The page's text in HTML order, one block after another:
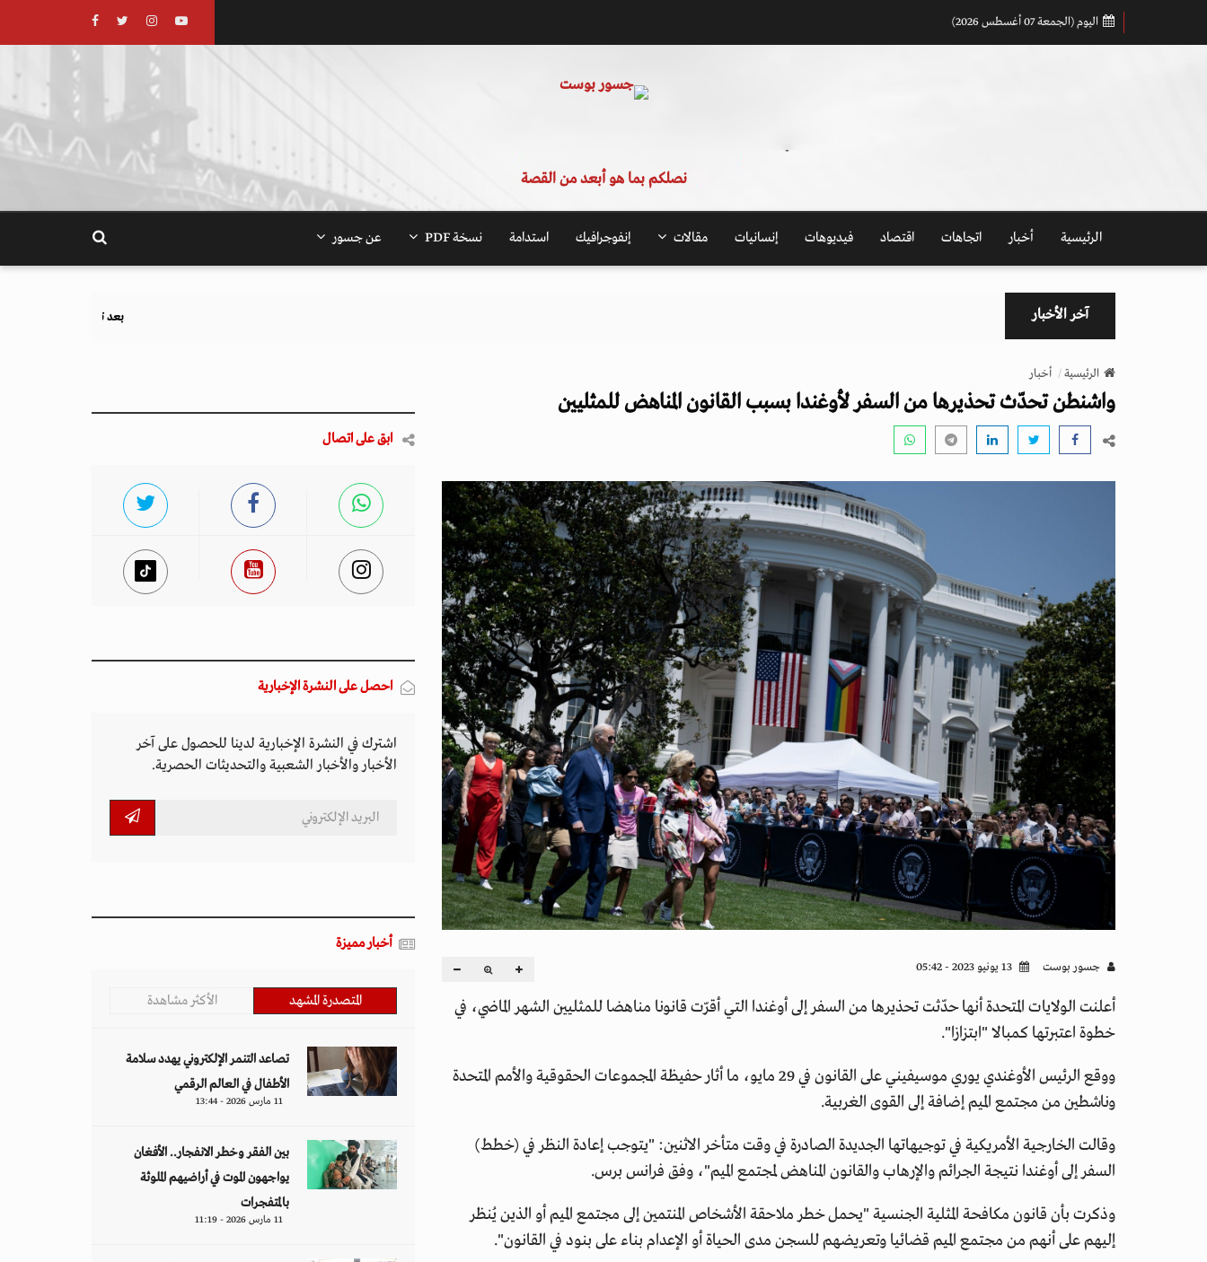
اليوم (الجمعة 07 أغسطس 2026)
نصلكم بما هو أبعد من القصة
الرئيسية أخبار اتجاهات اقتصاد فيديوهات إنسانيات مقالات إنفوجرافيك استدامة نسخة PDF عن جسور
آخر الأخبار بعد تحذيرات أوروبية.. كيف يهدد نظام الغذاء
الرئيسية أخبار
واشنطن تحدّث تحذيرها من السفر لأوغندا بسبب القانون المناهض للمثليين
جسور بوست
أعلنت الولايات المتحدة أنها حدّثت تحذيرها من السفر إلى أوغندا التي أقرّت قانونا مناهضا للمثليين الشهر الماضي، في
خطوة اعتبرتها كمبالا "ابتزازا".
ووقع الرئيس الأوغندي يوري موسيفيني على القانون في 29 مايو، ما أثار حفيظة المجموعات الحقوقية والأمم المتحدة
وناشطين من مجتمع الميم إضافة إلى القوى الغربية.
وقالت الخارجية الأمريكية في توجيهاتها الجديدة الصادرة في وقت متأخر الاثنين: "يتوجب إعادة النظر في (خطط)
السفر إلى أوغندا نتيجة الجرائم والإرهاب والقانون المناهض لمجتمع الميم"، وفق فرانس برس.
وذكرت بأن قانون مكافحة المثلية الجنسية "يحمل خطر ملاحقة الأشخاص المنتمين إلى مجتمع الميم أو الذين يُنظر
إليهم على أنهم من مجتمع الميم قضائيا وتعريضهم للسجن مدى الحياة أو الإعدام بناء على بنود في القانون".
ابق على اتصال
احصل على النشرة الإخبارية
اشترك في النشرة الإخبارية لدينا للحصول على آخر
الأخبار والأخبار الشعبية والتحديثات الحصرية.
أخبار مميزة
المتصدرة المشهد الأكثر مشاهدة
تصاعد التنمر الإلكتروني يهدد سلامة
الأطفال في العالم الرقمي
11 مارس 2026 - 13:44
بين الفقر وخطر الانفجار.. الأفغان
يواجهون الموت في أراضيهم الملوثة
بالمتفجرات
11 مارس 2026 - 11:19